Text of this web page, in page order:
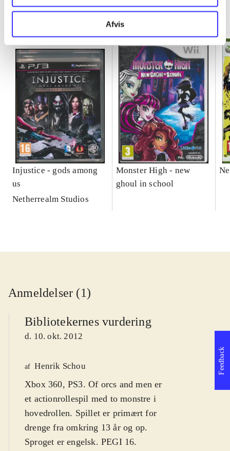
Afvis
Minder om
Injustice - gods among
us
Netherrealm Studios
Monster High - new
ghoul in school
Anmeldelser (1)
Bibliotekernes vurdering
d. 10. okt. 2012
af Henrik Schou
Xbox 360, PS3. Of orcs and men er
et actionrollespil med to monstre i
hovedrollen. Spillet er primært for
drenge fra omkring 13 år og op.
Sproget er engelsk. PEGI 16.
Feedback